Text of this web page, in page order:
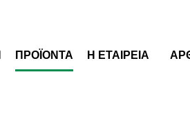
ΠΡΟΪΟΝΤΑ Η ΕΤΑΙΡΕΙΑ